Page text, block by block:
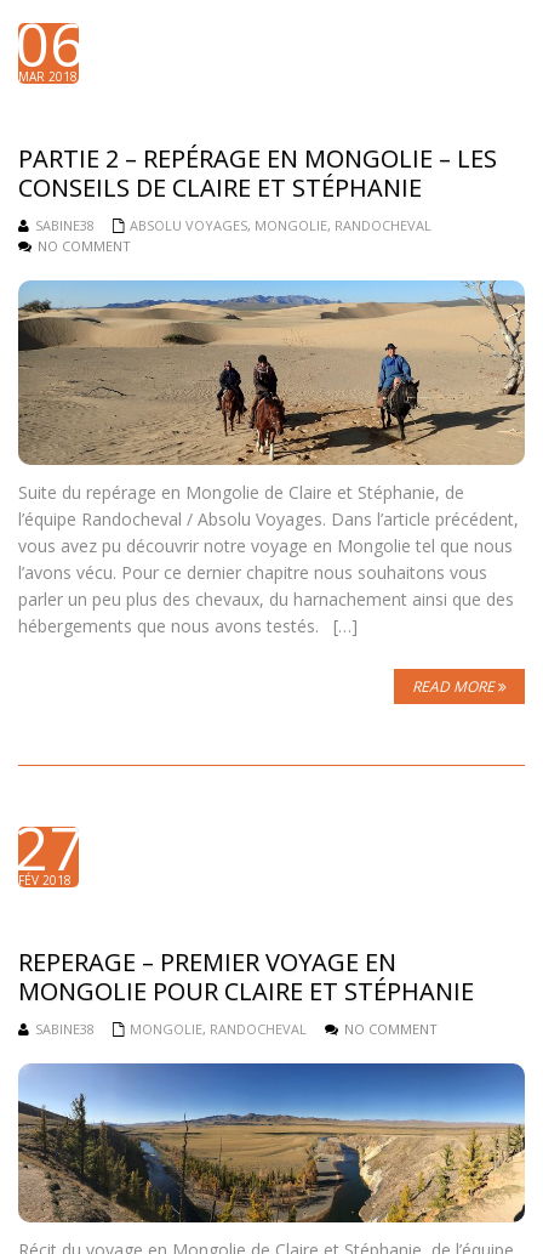
06
MAR 2018
PARTIE 2 – REPÉRAGE EN MONGOLIE – LES
CONSEILS DE CLAIRE ET STÉPHANIE
SABINE38 ABSOLU VOYAGES, MONGOLIE, RANDOCHEVAL
NO COMMENT
Suite du repérage en Mongolie de Claire et Stéphanie, de
l’équipe Randocheval / Absolu Voyages. Dans l’article précédent,
vous avez pu découvrir notre voyage en Mongolie tel que nous
l’avons vécu. Pour ce dernier chapitre nous souhaitons vous
parler un peu plus des chevaux, du harnachement ainsi que des
hébergements que nous avons testés. […]
READ MORE
27
FÉV 2018
REPERAGE – PREMIER VOYAGE EN
MONGOLIE POUR CLAIRE ET STÉPHANIE
SABINE38 MONGOLIE, RANDOCHEVAL NO COMMENT
Récit du voyage en Mongolie de Claire et Stéphanie, de l’équipe